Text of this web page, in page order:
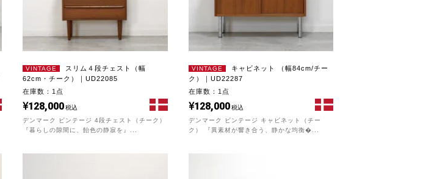
VINTAGE
スリム４段チェスト（幅
62cm・チーク）｜UD22085
在庫数：1点
128,000税込
デンマーク ビンテージ 4段チェスト（チーク）
『暮らしの隙間に、飴色の静寂を』...
VINTAGE
キャビネット （幅84cm/チー
ク）｜UD22287
在庫数：1点
128,000 税込
デンマーク ビンテージ キャビネット（チー
ク） 『異素材が響き合う、静かな均衡�...